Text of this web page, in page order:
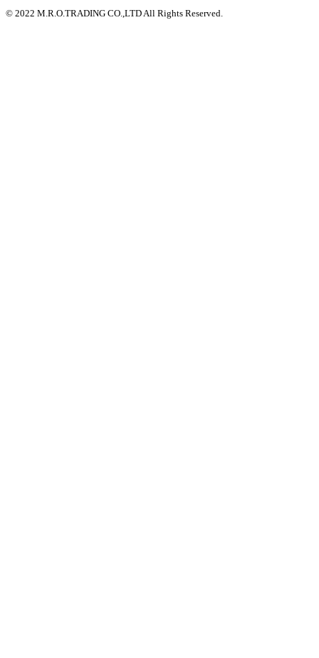
© 2022 M.R.O.TRADING CO.,LTD All Rights Reserved.